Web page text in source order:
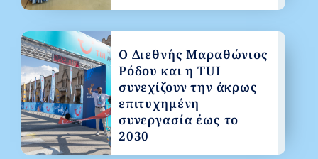
Ο Διεθνής Μαραθώνιος
Ρόδου και η TUI
συνεχίζουν την άκρως
επιτυχημένη
συνεργασία έως το
2030